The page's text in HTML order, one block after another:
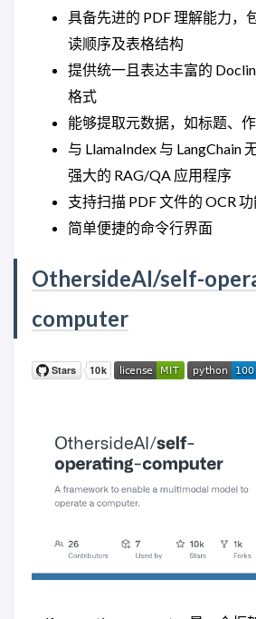
具备先进的 PDF 理解能力，
读顺序及表格结构
提供统一且表达丰富的
格式
能够提取元数据，如标题、
与 LlamaIndex 与 LangChain
强大的 RAG/QA 应用程序
支持扫描 PDF 文件的 OCR
简单便捷的命令行界面
OthersideAI/self-
computer